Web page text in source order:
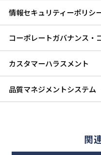
情報セキュリティーポリシ
コーポレートガバナンス・
カスタマーハラスメント
品質マネジメントシステム
関